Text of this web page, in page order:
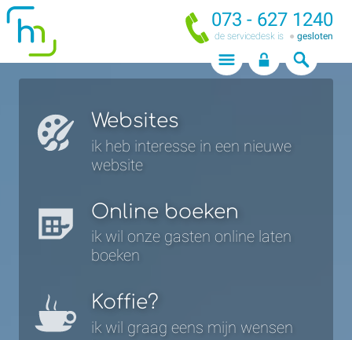
073 - 627 1240
de servicedesk is gesloten
Websites
ik heb interesse in een nieuwe
website
Online boeken
ik wil onze gasten online laten
boeken
Koffie?
ik wil graag eens mijn wensen